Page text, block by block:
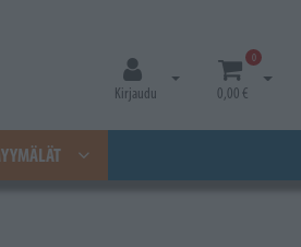
Kirjaudu
Avaa kirjautuminen
0
0,00 €
Avaa